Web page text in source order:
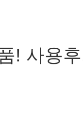
! 사용후